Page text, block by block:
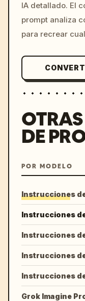
IA detallado. El
prompt analiza
para recrear
DE
POR MODELO
Instrucciones
Instrucciones
Instrucciones
Instrucciones de
Instrucciones
Grok Imagine